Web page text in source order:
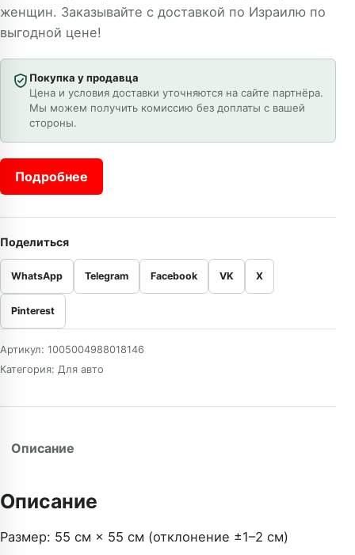
женщин. Заказывайте с доставкой по Израилю по
выгодной цене!
Покупка у продавца
Цена и условия доставки уточняются на сайте партнёра.
Мы можем получить комиссию без доплаты с вашей
стороны.
Подробнее
Поделиться
WhatsApp Telegram Facebook VK X
Pinterest
Артикул: 1005004988018146
Категория: Для авто
Описание
Описание
Размер: 55 см × 55 см (отклонение ±1–2 см)